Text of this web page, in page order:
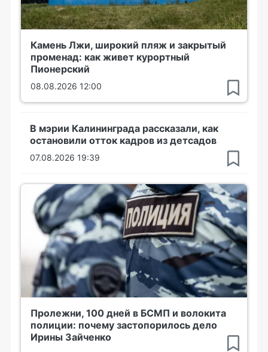
Камень Лжи, широкий пляж и закрытый
променад: как живет курортный
Пионерский
08.08.2026 12:00
В мэрии Калининграда рассказали, как
остановили отток кадров из детсадов
07.08.2026 19:39
Пролежни, 100 дней в БСМП и волокита
полиции: почему застопорилось дело
Ирины Зайченко